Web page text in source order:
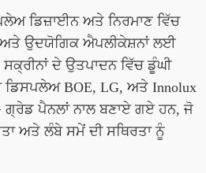
ਡਿਜ਼ਾਈਨ ਅਤੇ ਨਿਰਮਾਣ ਵਿੱਚ
ਅਤੇ ਉਦਯੋਗਿਕ ਐਪਲੀਕੇਸ਼ਨਾਂ ਲਈ
ਦੇ ਉਤਪਾਦਨ ਵਿੱਚ ਡੂੰਘੀ
ਡਿਸਪਲੇਅ BOE, LG, ਅਤੇ Innolux
ਗ੍ਰੇਡ ਪੈਨਲਾਂ ਨਾਲ ਬਣਾਏ ਗਏ ਹਨ, ਜੋ
ਅਤੇ ਲੰਬੇ ਸਮੇਂ ਦੀ ਸਥਿਰਤਾ ਨੂੰ